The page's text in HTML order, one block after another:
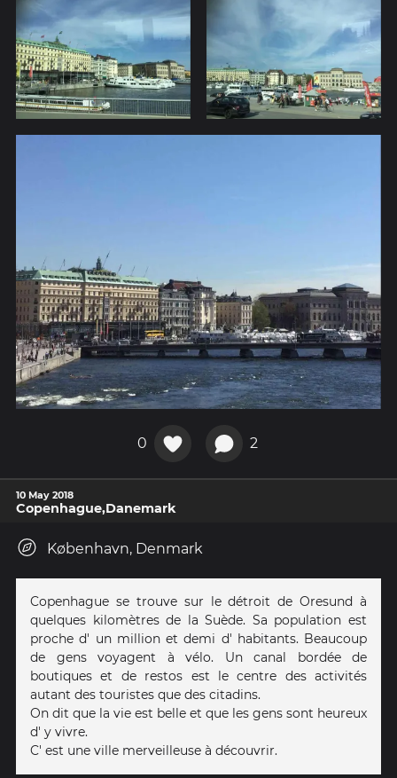
0 2
10 May 2018
Copenhague,Danemark
København, Denmark
Copenhague se trouve sur le détroit de Oresund à
quelques kilomètres de la Suède. Sa population est
proche d' un million et demi d' habitants. Beaucoup
de gens voyagent à vélo. Un canal bordée de
boutiques et de restos est le centre des activités
autant des touristes que des citadins.
On dit que la vie est belle et que les gens sont heureux
d' y vivre.
C' est une ville merveilleuse à découvrir.